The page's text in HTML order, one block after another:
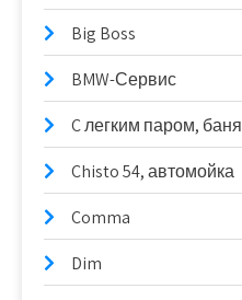
Big Boss
BMW-Сервис
C легким паром, баня
Chisto 54, автомойка
Comma
Dim